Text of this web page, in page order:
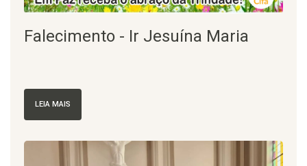
Falecimento - Ir Jesuína Maria
LEIA MAIS